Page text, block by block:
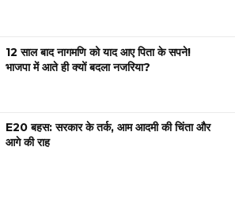
12 साल बाद नागमणि को याद आए पिता के सपने!
भाजपा में आते ही क्यों बदला नजरिया?
E20 बहस: सरकार के तर्क, आम आदमी की चिंता और
आगे की राह